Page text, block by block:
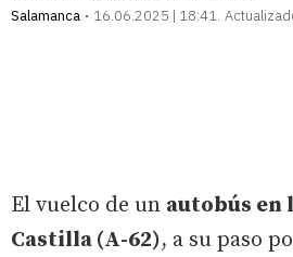
Salamanca
16.06.2025 | 18:41
El vuelco de un autobús en
Castilla (A-62), a su paso